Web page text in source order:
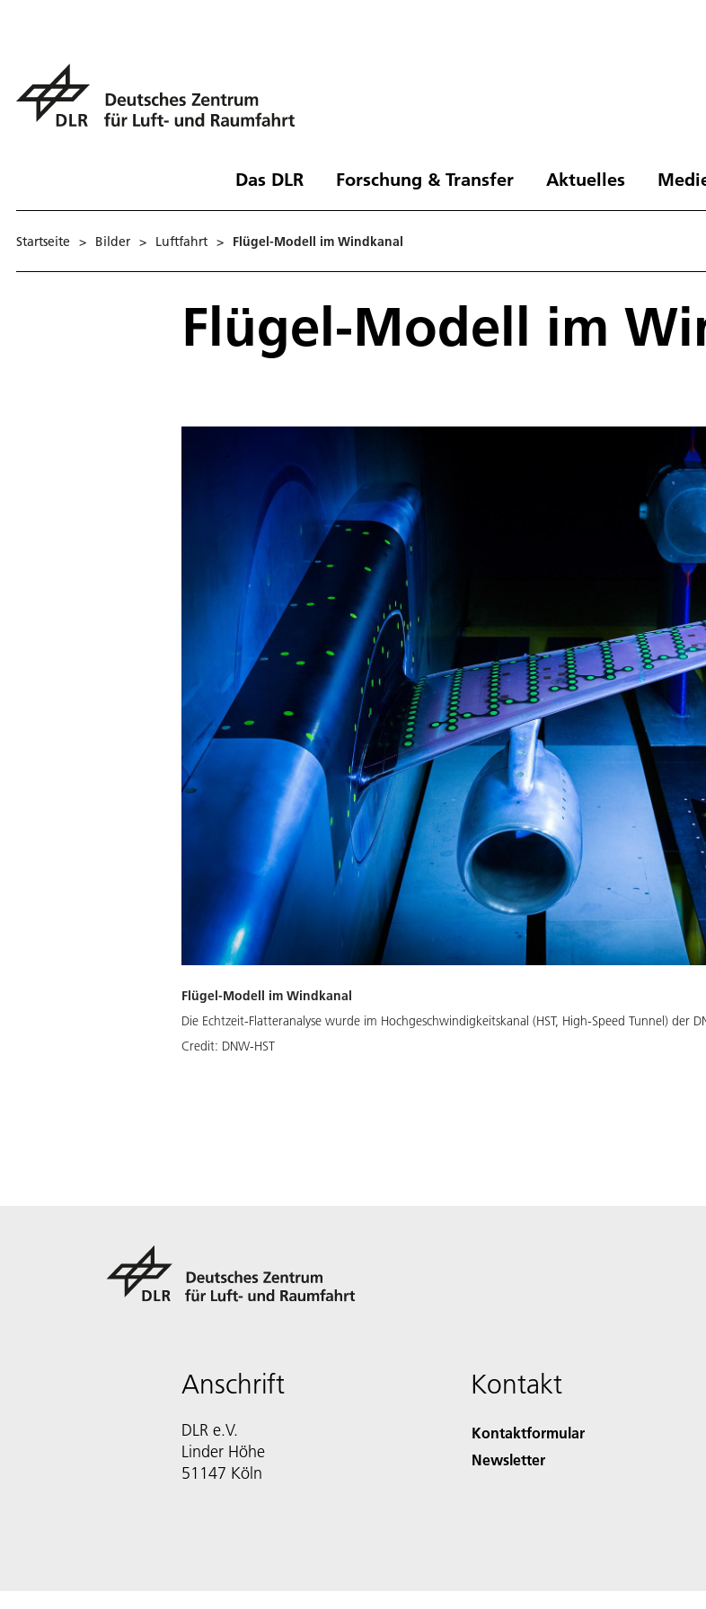
Das DLR Forschung & Transfer Aktuelles
Startseite > Bilder > Luftfahrt > Flügel-Modell im Windkanal
Flügel-Modell im
Flügel-Modell im Windkanal
Die Echtzeit-Flatteranalyse wurde im Hochgeschwindigkeitskanal (HST, High-Speed Tunnel) der
Credit: DNW-HST
Anschrift
DLR e.V.
Linder Höhe
51147 Köln
Kontakt
Kontaktformular
Newsletter